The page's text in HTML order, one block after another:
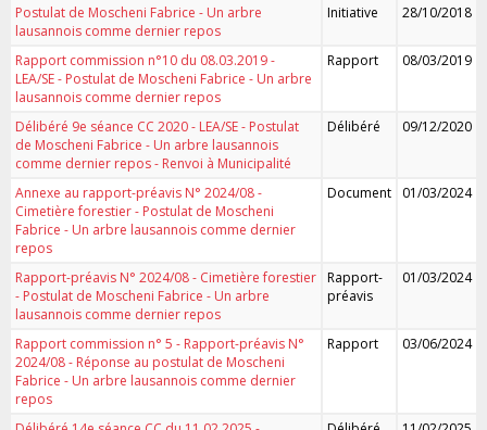
Postulat de Moscheni Fabrice - Un arbre
lausannois comme dernier repos
Initiative 28/10/2018
Rapport commission n°10 du 08.03.2019 -
LEA/SE - Postulat de Moscheni Fabrice - Un arbre
lausannois comme dernier repos
Rapport 08/03/2019
Délibéré 9e séance CC 2020 - LEA/SE - Postulat
de Moscheni Fabrice - Un arbre lausannois
comme dernier repos - Renvoi à Municipalité
Délibéré 09/12/2020
Annexe au rapport-préavis N° 2024/08 -
Cimetière forestier - Postulat de Moscheni
Fabrice - Un arbre lausannois comme dernier
repos
Document 01/03/2024
Rapport-préavis N° 2024/08 - Cimetière forestier
- Postulat de Moscheni Fabrice - Un arbre
lausannois comme dernier repos
Rapport-
préavis
01/03/2024
Rapport commission n° 5 - Rapport-préavis N°
2024/08 - Réponse au postulat de Moscheni
Fabrice - Un arbre lausannois comme dernier
repos
Rapport 03/06/2024